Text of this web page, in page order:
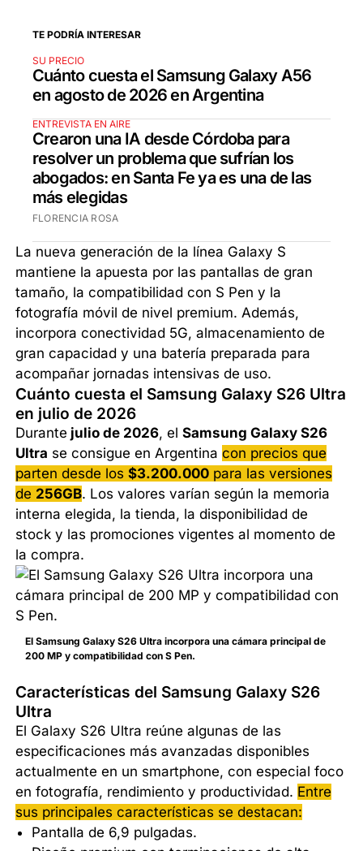
TE PODRÍA INTERESAR
SU PRECIO
Cuánto cuesta el Samsung Galaxy A56
en agosto de 2026 en Argentina
ENTREVISTA EN AIRE
Crearon una IA desde Córdoba para
resolver un problema que sufrían los
abogados: en Santa Fe ya es una de las
más elegidas
FLORENCIA ROSA
La nueva generación de la línea Galaxy S
mantiene la apuesta por las pantallas de gran
tamaño, la compatibilidad con S Pen y la
fotografía móvil de nivel premium. Además,
incorpora conectividad 5G, almacenamiento de
gran capacidad y una batería preparada para
acompañar jornadas intensivas de uso.
Cuánto cuesta el Samsung Galaxy S26 Ultra
en julio de 2026
Durante julio de 2026, elSamsung Galaxy S26
Ultra se consigue en Argentinacon precios que
parten desde los$3.200.000 para las versiones
de 256GB. Los valores varían según la memoria
interna elegida, la tienda, la disponibilidad de
stock y las promociones vigentes al momento de
la compra.
El Samsung Galaxy S26 Ultra incorpora una cámara principal de
200 MP y compatibilidad con S Pen.
Características del Samsung Galaxy S26
Ultra
El Galaxy S26 Ultra reúne algunas de las
especificaciones más avanzadas disponibles
actualmente en un smartphone, con especial foco
en fotografía, rendimiento y productividad. Entre
sus principales características se destacan:
Pantalla de 6,9 pulgadas.